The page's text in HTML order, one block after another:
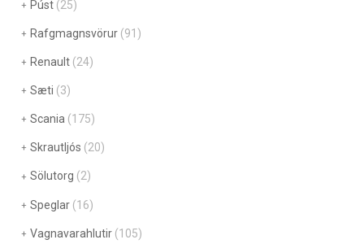
Púst (25)
Rafgmagnsvörur (91)
Renault (24)
Sæti (3)
Scania (175)
Skrautljós (20)
Sölutorg (2)
Speglar (16)
Vagnavarahlutir (105)